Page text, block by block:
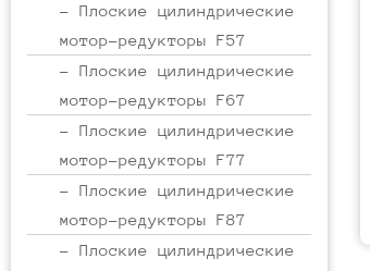
- Плоские цилиндрические
мотор-редукторы F57
- Плоские цилиндрические
мотор-редукторы F67
- Плоские цилиндрические
мотор-редукторы F77
- Плоские цилиндрические
мотор-редукторы F87
- Плоские цилиндрические